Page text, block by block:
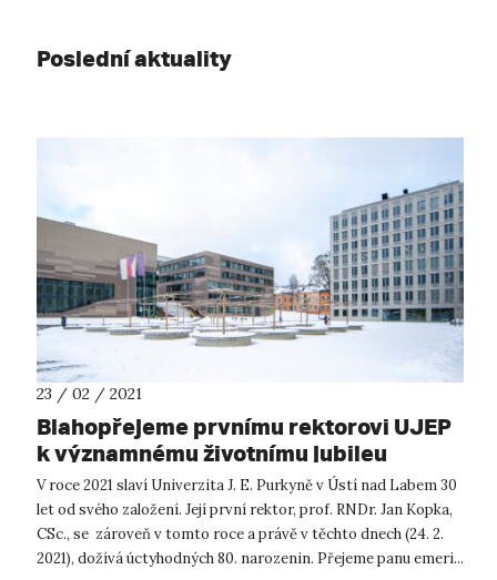
Poslední aktuality
23 / 02 / 2021
Blahopřejeme prvnímu rektorovi UJEP
k významnému životnímu jubileu
V roce 2021 slaví Univerzita J. E. Purkyně v Ústí nad Labem 30
let od svého založení. Její první rektor, prof. RNDr. Jan Kopka,
CSc., se zároveň v tomto roce a právě v těchto dnech (24. 2.
2021), dožívá úctyhodných 80. narozenin. Přejeme panu emeri...